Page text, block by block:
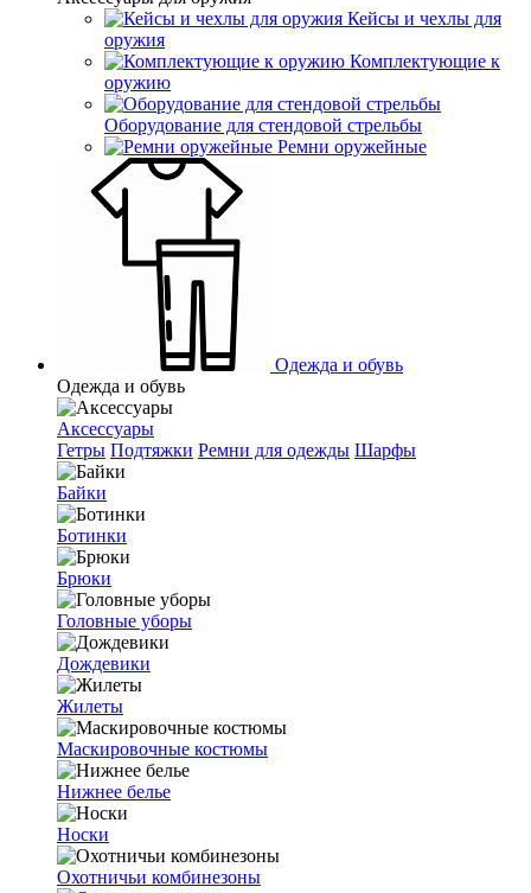
Кейсы и чехлы для
оружия
Комплектующие к
оружию
Оборудование для стендовой стрельбы
Ремни оружейные
Одежда и обувь
Одежда и обувь
Аксессуары
Гетры Подтяжки Ремни для одежды Шарфы
Байки
Ботинки
Брюки
Головные уборы
Дождевики
Жилеты
Маскировочные костюмы
Нижнее белье
Носки
Охотничьи комбинезоны